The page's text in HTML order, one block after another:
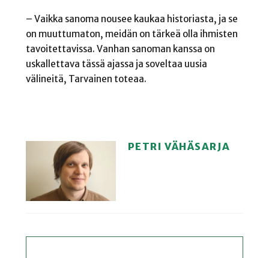
– Vaikka sanoma nousee kaukaa historiasta, ja se
on muuttumaton, meidän on tärkeä olla ihmisten
tavoitettavissa. Vanhan sanoman kanssa on
uskallettava tässä ajassa ja soveltaa uusia
välineitä, Tarvainen toteaa.
PETRI VÄHÄSARJA